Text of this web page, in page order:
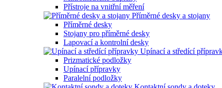
Přístroje na vnitřní měření
Příměrné desky a stojany
Příměrné desky
Stojany pro příměrné desky
Lapovací a kontrolní desky
Upínací a středící
Prizmatické podložky
Upínací přípravky
Paralelní podložky